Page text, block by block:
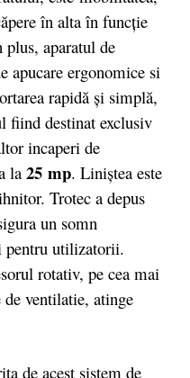
în alta în funcție
aparatul de
apucare ergonomice si
rapidă şi simplă,
destinat exclusiv
incaperi de
la 25 mp. Liniştea este
Trotec a depus
un somn
pentru utilizatorii.
rotativ, pe cea mai
ventilatie, atinge
de acest sistem de